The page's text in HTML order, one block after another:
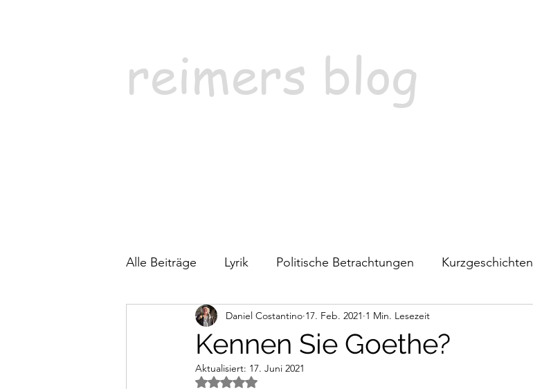
reimers blog
Alle Beiträge Lyrik Politische Betrachtungen Kurzgeschichten
Alltagsimpressionen Videos Gedanken
Kennen Sie Goethe?
Daniel Costantino 17. Feb. 2021 1 Min. Lesezeit
Aktualisiert: 17. Juni 2021
Mit NaN von 5 Sternen bewertet.